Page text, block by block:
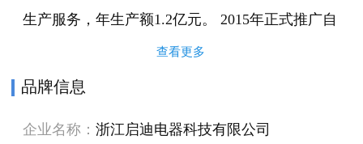
生产服务，年生产额1.2亿元。 2015年正式推广自
主品牌“普迪奥”，同年荣获集成灶“十大品牌”“绿
色环保优选产品”“全国消费者满意品牌”等诸多荣
视红星“郑佳雪”担任产品形象代言。2017年，“普
查看更多
品牌信息
企业名称： 浙江启迪电器科技有限公司